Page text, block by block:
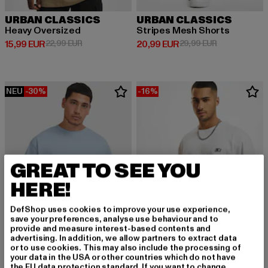
URBAN CLASSICS
Heavy Oversized
15,99 EUR
Derzeitiger Preis: 15,99 EUR
22,99 EURAktionspreis: 22,99 EUR
URBAN CLASSICS
Stripes Mesh Shorts
20,99 EUR
Derzeitiger Preis: 20,99 EUR
29,99 EURAktionspreis:
NEU -30% -16%
STARTER BLACK LABEL
GREAT TO SEE YOU
HERE!
DefShop uses cookies to improve your use experience,
save your preferences, analyse use behaviour and to
provide and measure interest-based contents and
advertising. In addition, we allow partners to extract data
or to use cookies. This may also include the processing of
your data in the USA or other countries which do not have